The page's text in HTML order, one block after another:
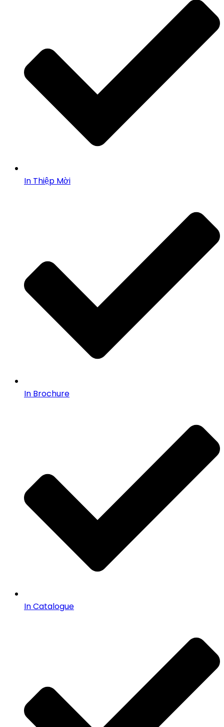
In Thiệp Mời
In Brochure
In Catalogue